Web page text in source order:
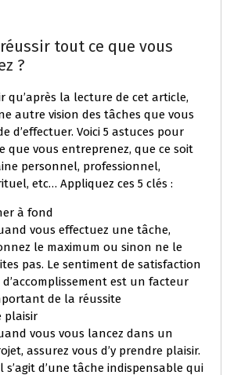
tout ce que vous
?
qu’après la lecture de cet article,
autre vision des tâches que vous
d’effectuer. Voici 5 astuces pour
que vous entreprenez, que ce soit
personnel, professionnel,
etc… Appliquez ces 5 clés :
à fond
vous effectuez une tâche,
le maximum ou sinon ne le
pas. Le sentiment de satisfaction
d’accomplissement est un facteur
de la réussite
plaisir
vous vous lancez dans un
assurez vous d’y prendre plaisir.
s’agit d’une tâche indispensable qui